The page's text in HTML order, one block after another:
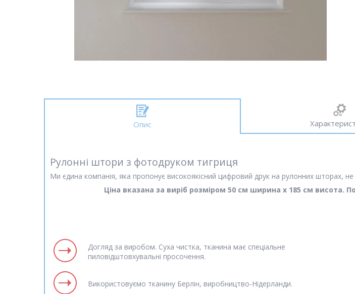
Опис
Рулонні штори з фотодруком тигриця
Ми єдина компанія, яка пропонує високоякісний цифровий друк на рулонних шторах,
Ціна вказана за виріб розміром 50 см ширина х 185 см висота.
Догляд за виробом. Суха чистка, тканина має спеціальне
пиловідштовхувальні просочення.
Використовуємо тканину Берлін, виробництво-Нідерланди.